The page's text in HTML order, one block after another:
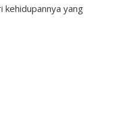
kehidupannya yang